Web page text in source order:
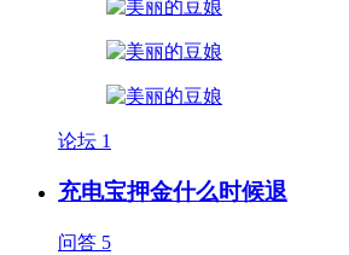
论坛 1
充电宝押金什么时候退
问答 5